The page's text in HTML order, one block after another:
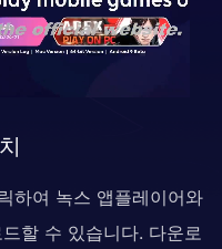
하여 녹스 앱플레이어와
할 수 있습니다. 다운로